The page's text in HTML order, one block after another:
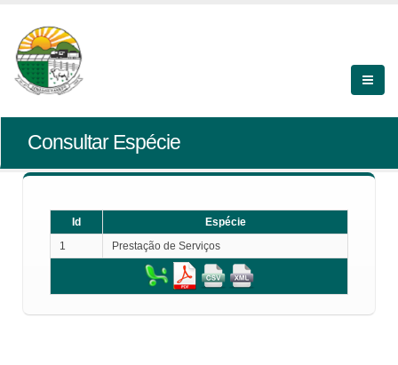
Consultar Espécie
Id
Espécie
1
Prestação de Serviços